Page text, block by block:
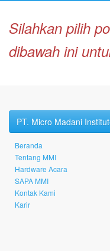
Silahkan pilih
dibawah ini
PT. Micro Madani
Beranda
Tentang MMI
Hardware Acara
SAPA MMI
Kontak Kami
Karir